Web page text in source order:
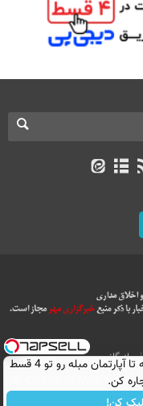
بازرگانی
All Content by Mehr News
اجاره‌ قسطی ویلا! از کلبه تا آپارتمان مبله رو تو 4 قسط
کن.